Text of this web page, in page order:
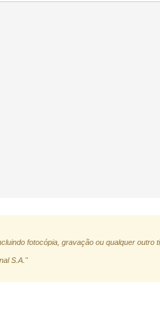
fotocópia, gravação ou qualquer outro
S.A."